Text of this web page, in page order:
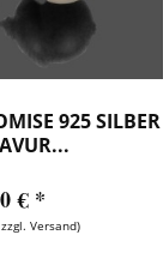
925 SILBER
€ *
Versand)